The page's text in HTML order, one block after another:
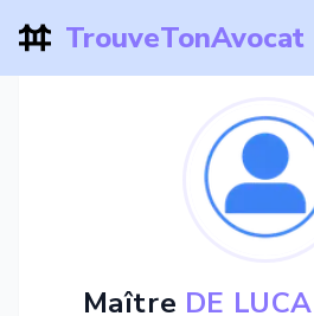
TrouveTonAvocat
Maître DE LUCA